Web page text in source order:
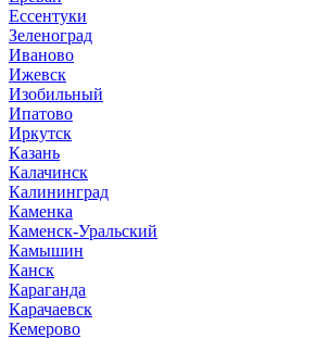
Ессентуки
Зеленоград
Иваново
Ижевск
Изобильный
Ипатово
Иркутск
Казань
Калачинск
Калининград
Каменка
Каменск-Уральский
Камышин
Канск
Караганда
Карачаевск
Кемерово